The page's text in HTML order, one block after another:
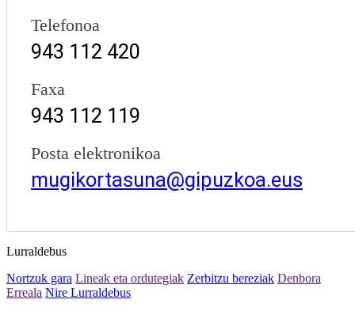
Telefonoa
943 112 420
Faxa
943 112 119
Posta elektronikoa
mugikortasuna@gipuzkoa.eus
Lurraldebus
Nortzuk gara Lineak eta ordutegiak Zerbitzu bereziak Denbora
Erreala Nire Lurraldebus